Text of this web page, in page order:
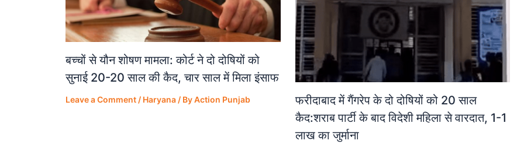
बच्चों से यौन शोषण मामला: कोर्ट ने दो दोषियों को
सुनाई 20-20 साल की कैद, चार साल में मिला इंसाफ
Leave a Comment / Haryana / ByAction Punjab
फरीदाबाद में गैंगरेप के दो दोषियों को 20 साल
कैद:शराब पार्टी के बाद विदेशी महिला से वारदात, 1-1
लाख का जुर्माना